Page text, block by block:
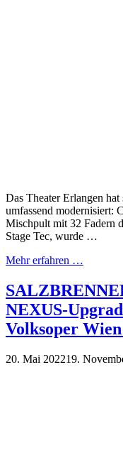
Das Theater Erlangen
umfassend modernisiert:
Mischpult mit 32 Fadern
Stage Tec, wurde …
Mehr erfahren …
NEXUS-
Volksoper
20. Mai 202219.